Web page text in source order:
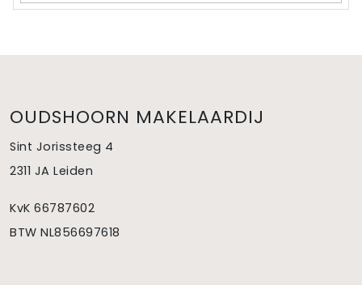
OUDSHOORN MAKELAARDIJ
Sint Jorissteeg 4
2311 JA Leiden
KvK 66787602
BTW NL856697618